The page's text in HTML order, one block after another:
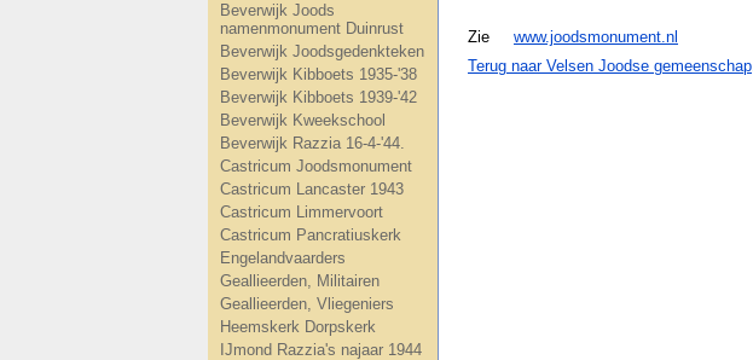
Beverwijk Joods
namenmonument Duinrust
Beverwijk Joodsgedenkteken
Beverwijk Kibboets 1935-'38
Beverwijk Kibboets 1939-'42
Beverwijk Kweekschool
Beverwijk Razzia 16-4-'44.
Castricum Joodsmonument
Castricum Lancaster 1943
Castricum Limmervoort
Castricum Pancratiuskerk
Engelandvaarders
Geallieerden, Militairen
Geallieerden, Vliegeniers
Heemskerk Dorpskerk
IJmond Razzia's najaar 1944
Zie www.joodsmonument.nl
Terug naar Velsen Joodse gemeenschap